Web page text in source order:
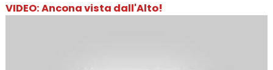
VIDEO: Ancona vista dall'Alto!